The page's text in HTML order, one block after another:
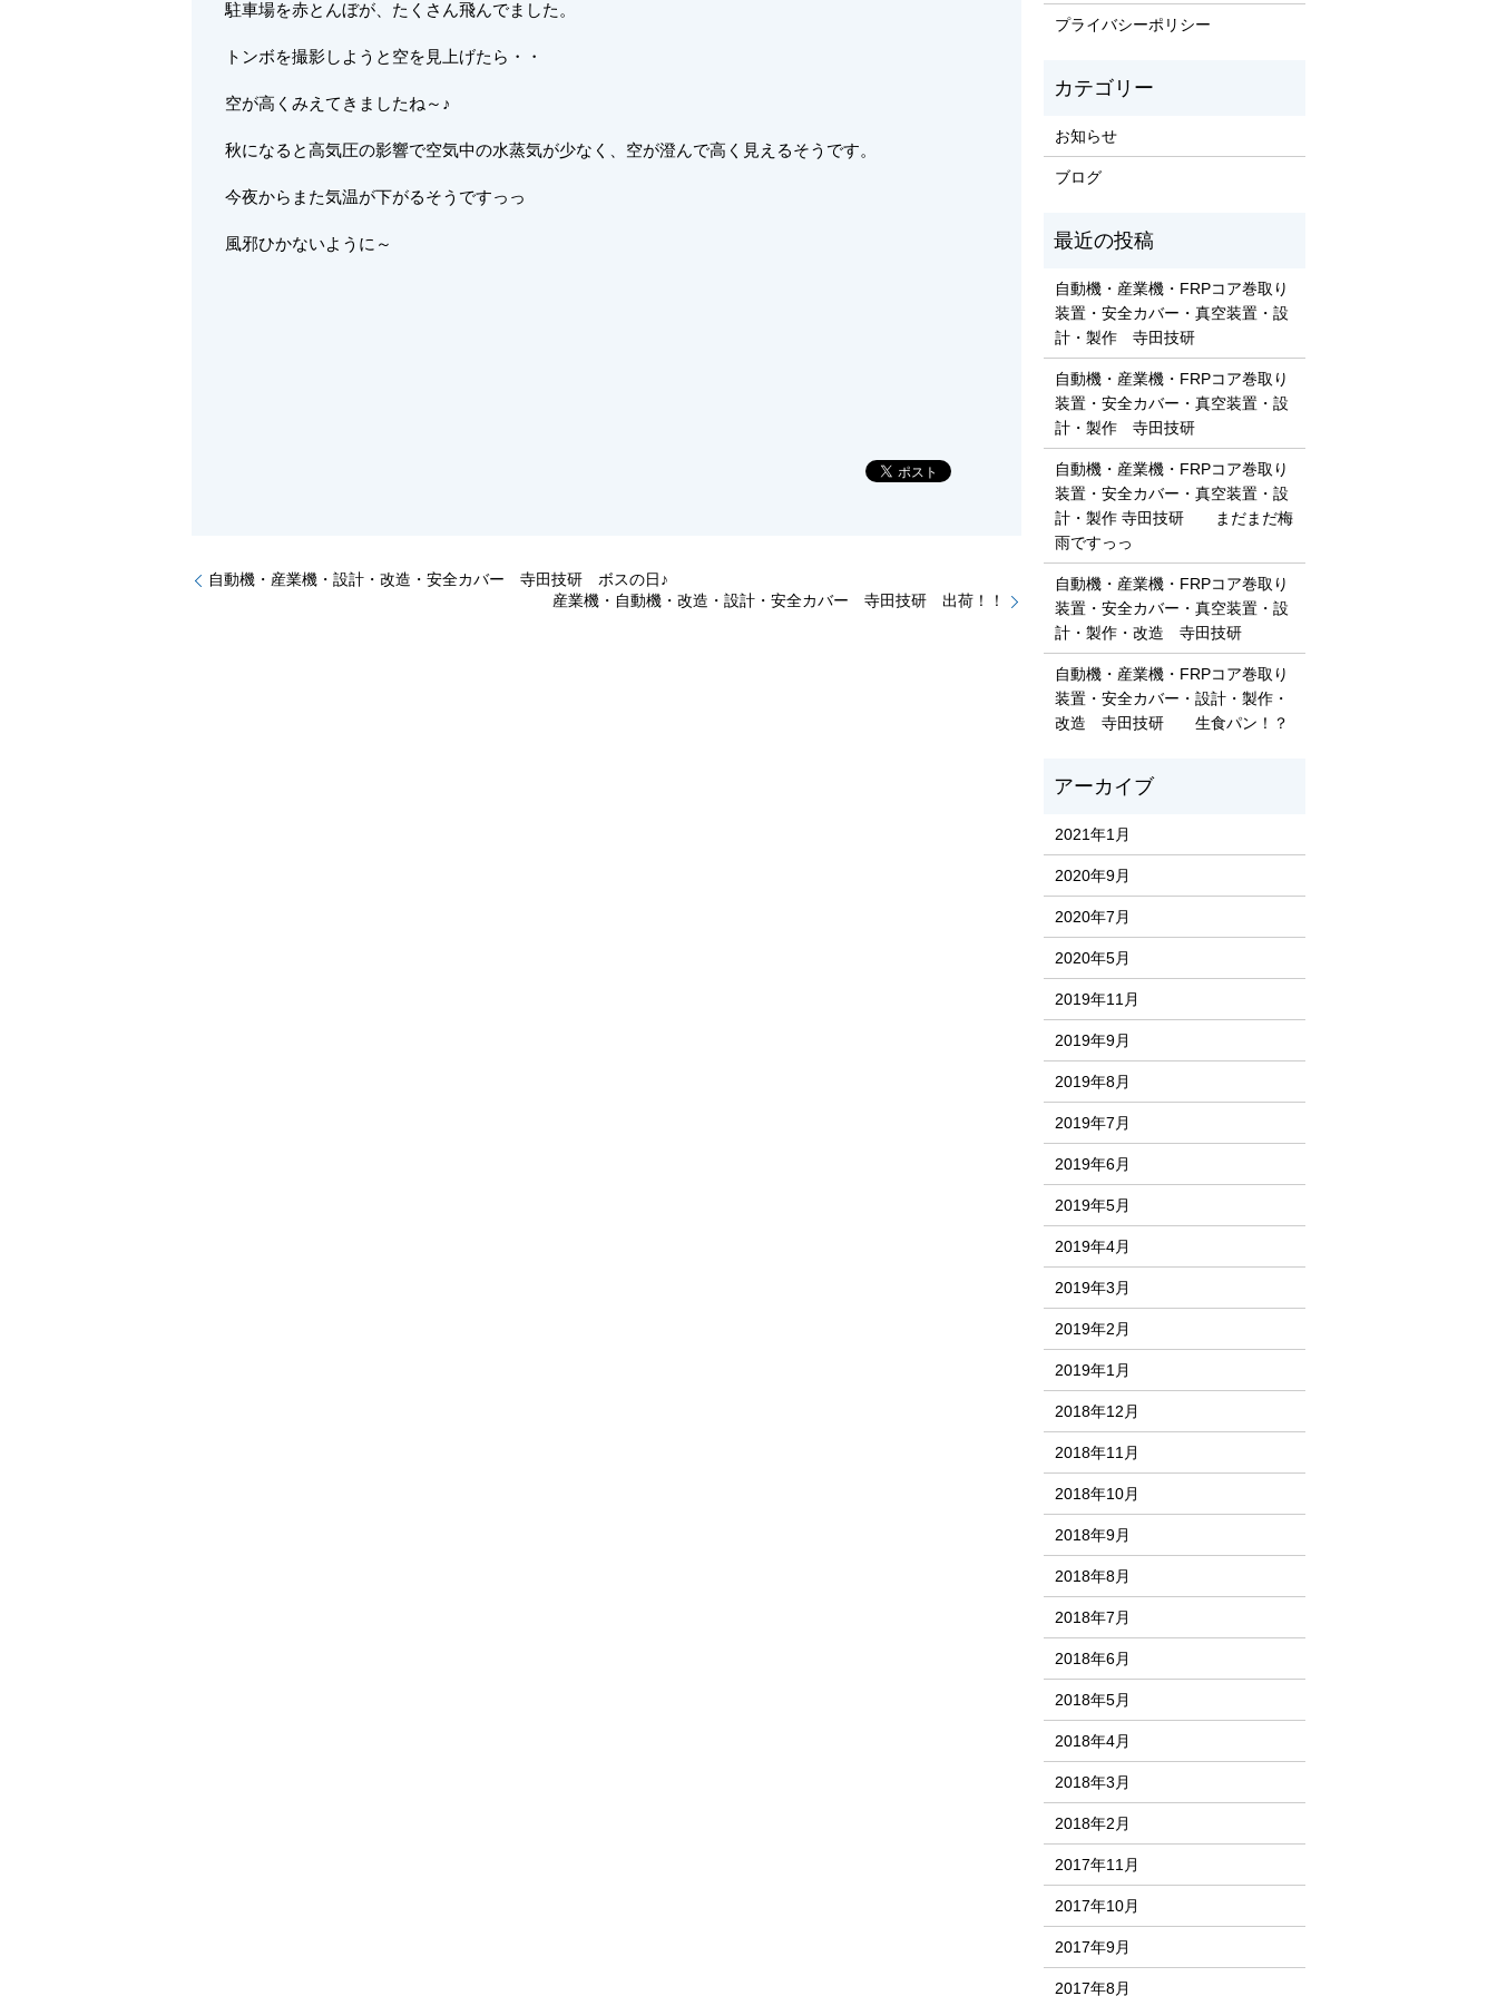
駐車場を赤とんぼが、たくさん飛んでました。
トンボを撮影しようと空を見上げたら・・
空が高くみえてきましたね～♪
秋になると高気圧の影響で空気中の水蒸気が少なく、空が澄んで高く見えるそうです。
今夜からまた気温が下がるそうですっっ
風邪ひかないように～
自動機・産業機・設計・改造・安全カバー 寺田技研 ボスの日♪
産業機・自動機・改造・設計・安全カバー 寺田技研 出荷！！
プライバシーポリシー
お知らせ
ブログ
自動機・産業機・FRPコア巻取り
装置・安全カバー・真空装置・設
計・製作 寺田技研
自動機・産業機・FRPコア巻取り
装置・安全カバー・真空装置・設
計・製作 寺田技研
自動機・産業機・FRPコア巻取り
装置・安全カバー・真空装置・設
計・製作 寺田技研 まだまだ梅
雨ですっっ
自動機・産業機・FRPコア巻取り
装置・安全カバー・真空装置・設
計・製作・改造 寺田技研
自動機・産業機・FRPコア巻取り
装置・安全カバー・設計・製作・
改造 寺田技研 生食パン！？
2021年1月
2020年9月
2020年7月
2020年5月
2019年11月
2019年9月
2019年8月
2019年7月
2019年6月
2019年5月
2019年4月
2019年3月
2019年2月
2019年1月
2018年12月
2018年11月
2018年10月
2018年9月
2018年8月
2018年7月
2018年6月
2018年5月
2018年4月
2018年3月
2018年2月
2017年11月
2017年10月
2017年9月
2017年8月